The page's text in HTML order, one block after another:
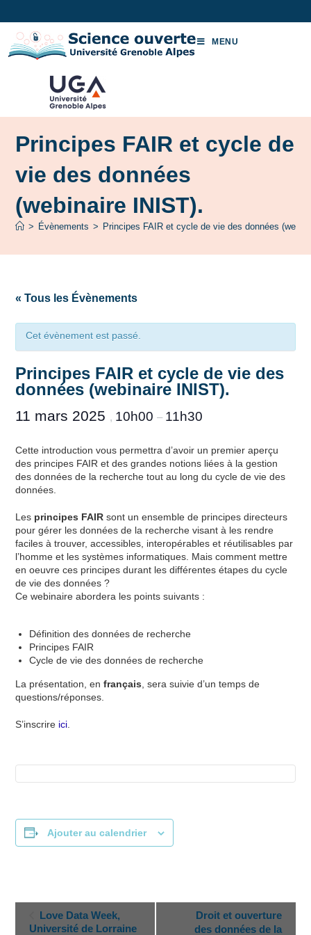
MENU
Principes FAIR et cycle de
vie des données
(webinaire INIST).
> Évènements > Principes FAIR et cycle de vie des données
« Tous les Évènements
Cet évènement est passé.
Principes FAIR et cycle de vie des
données (webinaire INIST).
11 mars 2025 , 10h00– 11h30
Cette introduction vous permettra d’avoir un premier aperçu
des principes FAIR et des grandes notions liées à la gestion
des données de la recherche tout au long du cycle de vie des
données.
Les principes FAIR sont un ensemble de principes directeurs
pour gérer les données de la recherche visant à les rendre
faciles à trouver, accessibles, interopérables et réutilisables par
l’homme et les systèmes informatiques. Mais comment mettre
en oeuvre ces principes durant les différentes étapes du cycle
de vie des données ?
Ce webinaire abordera les points suivants :
Définition des données de recherche
Principes FAIR
Cycle de vie des données de recherche
La présentation, enfrançais , sera suivie d’un temps de
questions/réponses.
S’inscrire ici
Ajouter au calendrier
Love Data Week,
Université de Lorraine
Droit et ouverture
des données de la